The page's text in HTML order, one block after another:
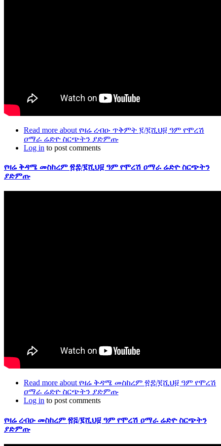
Read more about የዛሬ ረብዑ ጥቅምት ፪/፪ሺህ፱ ዓም የሞረሽ
ዐማራ ሬድዮ ስርጭትን ያድምጡ
Log in to post comments
የዛሬ ቅዳሜ መስከረም ፳፰/፪ሺህ፱ ዓም የሞረሽ ዐማራ ሬድዮ ስርጭትን
ያድምጡ
Read more about የዛሬ ቅዳሜ መስከረም ፳፰/፪ሺህ፱ ዓም የሞረሽ
ዐማራ ሬድዮ ስርጭትን ያድምጡ
Log in to post comments
የዛሬ ረብዑ መስከረም ፳፭/፪ሺህ፱ ዓም የሞረሽ ዐማራ ሬድዮ ስርጭትን
ያድምጡ